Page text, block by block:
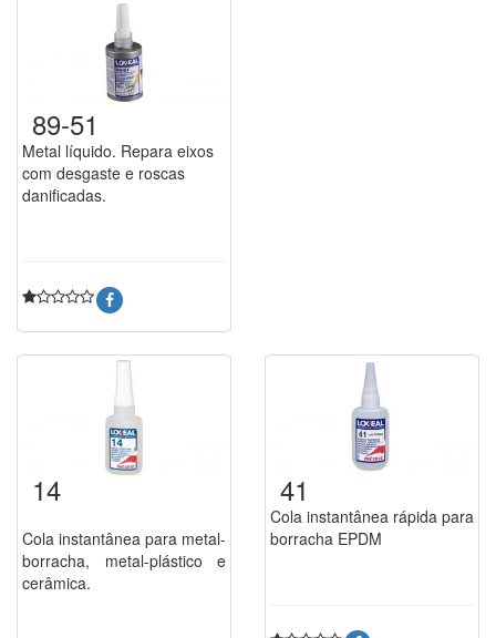
89-51
Metal líquido. Repara eixos
com desgaste e roscas
danificadas.
14
Cola instantânea para metal-
borracha, metal-plástico e
cerâmica.
41
Cola instantânea rápida para
borracha EPDM